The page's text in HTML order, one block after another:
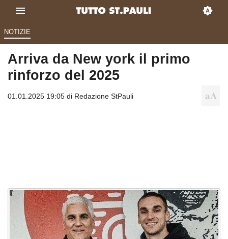
NOTIZIE
Arriva da New york il primo
rinforzo del 2025
01.01.2025 19:05 di Redazione StPauli